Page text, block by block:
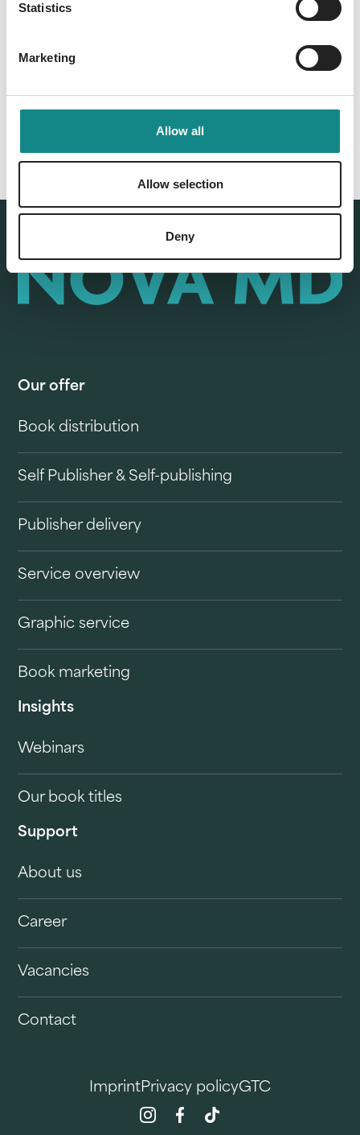
Statistics
Marketing
Allow all
Allow selection
Deny
Our offer
Book distribution
Self Publisher & Self-publishing
Publisher delivery
Service overview
Graphic service
Book marketing
Insights
Webinars
Our book titles
Support
About us
Career
Vacancies
Contact
ImprintPrivacy policyGTC